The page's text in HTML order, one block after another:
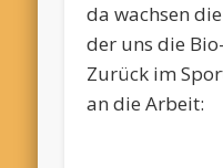
da wachsen
der uns die
Zurück im
an die Arbeit: